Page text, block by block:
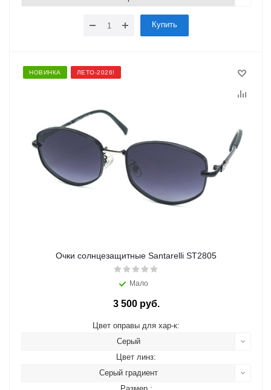
Купить
НОВИНКА ЛЕТО-2026!
Очки солнцезащитные Santarelli ST2805
Мало
3 500 руб.
Цвет оправы для хар-к:
Серый
Цвет линз:
Серый градиент